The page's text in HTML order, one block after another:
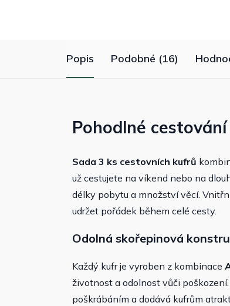
Popis Podobné (16)
Pohodlné
Sada 3 ks cestovních kufrů
už cestujete na víkend nebo na
délky pobytu a množství věcí.
udržet pořádek během celé cesty.
Odolná skořepinová
Každý kufr je vyroben z kombinace
životnost a odolnost vůči
poškrábáním a dodává kufrům